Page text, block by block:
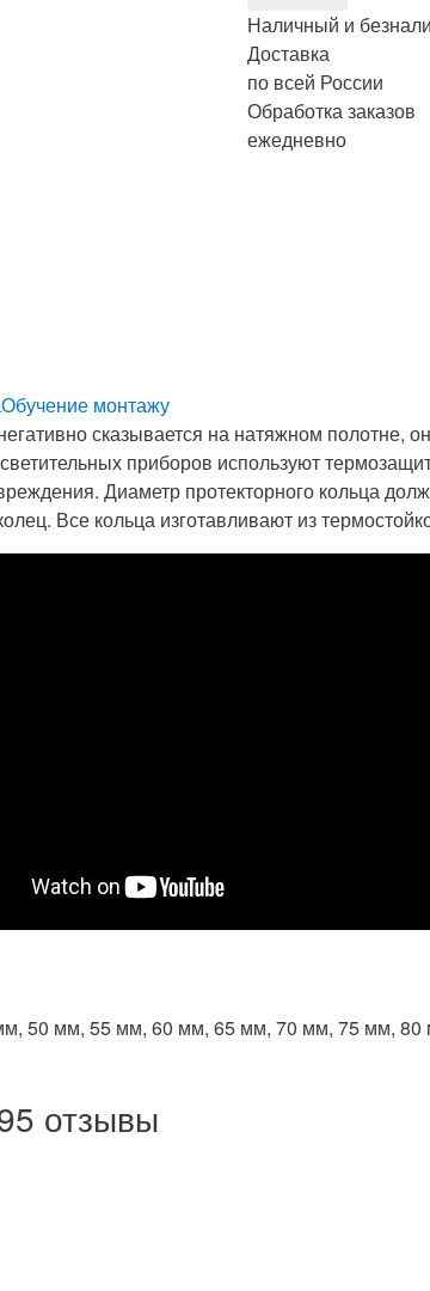
Наличный и
Доставка
по всей России
Обработка заказов
ежедневно
Обучение монтажу
сказывается на натяжном полотне,
приборов используют
Диаметр протекторного кольца
Все кольца изготавливают из
50 мм, 55 мм, 60 мм, 65 мм, 70 мм, 75 мм,
отзывы